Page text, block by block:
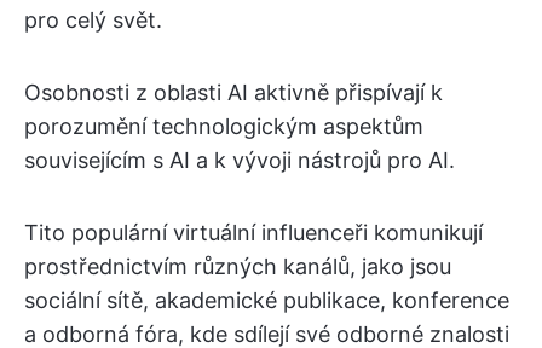
pro celý svět.
Osobnosti z oblasti AI aktivně přispívají k
porozumění technologickým aspektům
souvisejícím s AI a k vývoji nástrojů pro AI.
Tito populární virtuální influenceři komunikují
prostřednictvím různých kanálů, jako jsou
sociální sítě, akademické publikace, konference
a odborná fóra, kde sdílejí své odborné znalosti